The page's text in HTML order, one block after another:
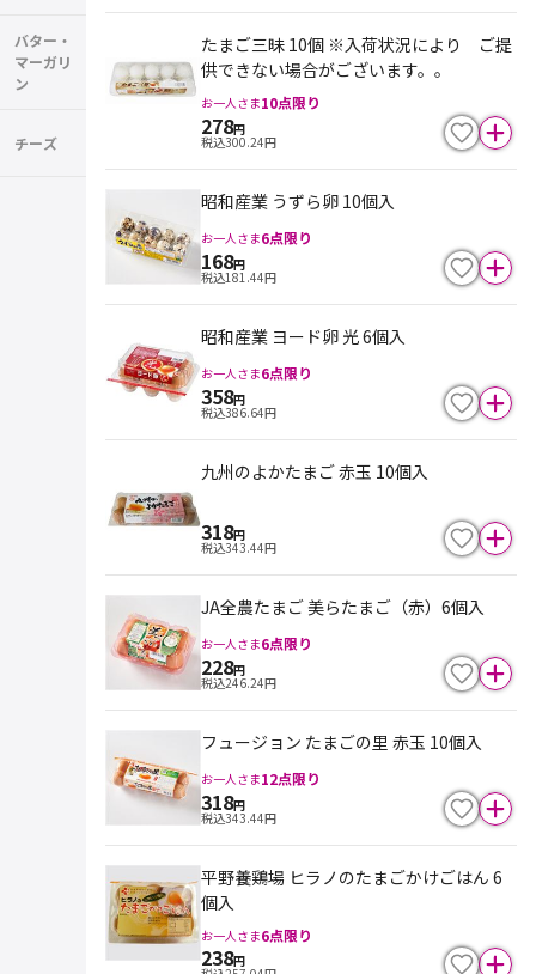
バター・
マーガリ
ン
チーズ
たまご三昧 10個 ※入荷状況により ご提
供できない場合がございます。。
お一人さま10点限り
278円
税込300.24円
昭和産業 うずら卵 10個入
お一人さま6点限り
168円
税込181.44円
昭和産業 ヨード卵 光 6個入
お一人さま6点限り
358円
税込386.64円
九州のよかたまご 赤玉 10個入
318円
税込343.44円
JA全農たまご 美らたまご（赤）6個入
お一人さま6点限り
228円
税込246.24円
フュージョン たまごの里 赤玉 10個入
お一人さま12点限り
318円
税込343.44円
平野養鶏場 ヒラノのたまごかけごはん 6
個入
お一人さま6点限り
238円